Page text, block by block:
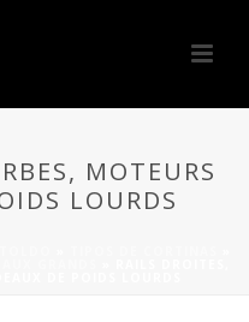
MOTEURS
LOURDS